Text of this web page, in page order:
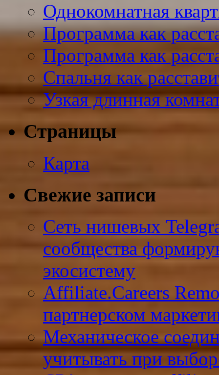
Однокомнатная
Программа как
Программа как
Спальня как
Узкая длинная
Страницы
Карта
Свежие записи
Сеть нишевых
сообщества
экосистему
Affiliate.Careers
партнерском
Механическое
учитывать при